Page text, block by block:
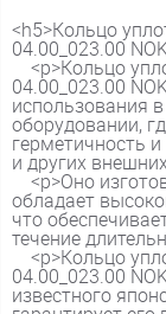
<h5>Кольцо
04.00_023.00
<p>Кольцо
04.00_023.00
использования
оборудовании,
герметичность
и других
<p>Оно
обладает
что
течение
<p>Кольцо
04.00_023.00
известного